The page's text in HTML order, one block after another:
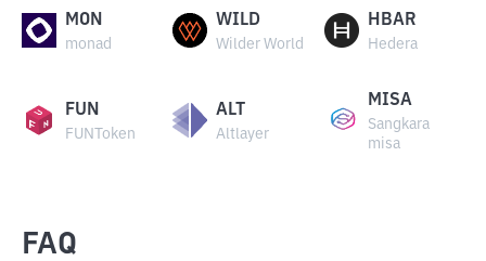
MON
monad
WILD
Wilder World
HBAR
Hedera
FUN
FUNToken
ALT
Altlayer
MISA
Sangkara
misa
FAQ